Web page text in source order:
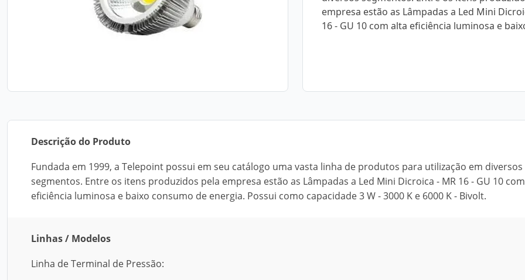
empresa estão as Lâmpadas a Led Mini
16 - GU 10 com alta eficiência luminosa e
Descrição do Produto
Fundada em 1999, a Telepoint possui em seu catálogo uma vasta linha de produtos para utilização em diversos
segmentos. Entre os itens produzidos pela empresa estão as Lâmpadas a Led Mini Dicroica - MR 16 - GU 10
eficiência luminosa e baixo consumo de energia. Possui como capacidade 3 W - 3000 K e 6000 K - Bivolt.
Linhas / Modelos
Linha de Terminal de Pressão: